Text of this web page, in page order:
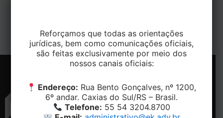
Reforçamos que todas as orientações
jurídicas, bem como comunicações oficiais,
são feitas exclusivamente por meio dos
nossos canais oficiais:
Endereço: Rua Bento Gonçalves, nº 1200,
6º andar. Caxias do Sul/RS – Brasil.
Telefone: 55 54 3204.8700